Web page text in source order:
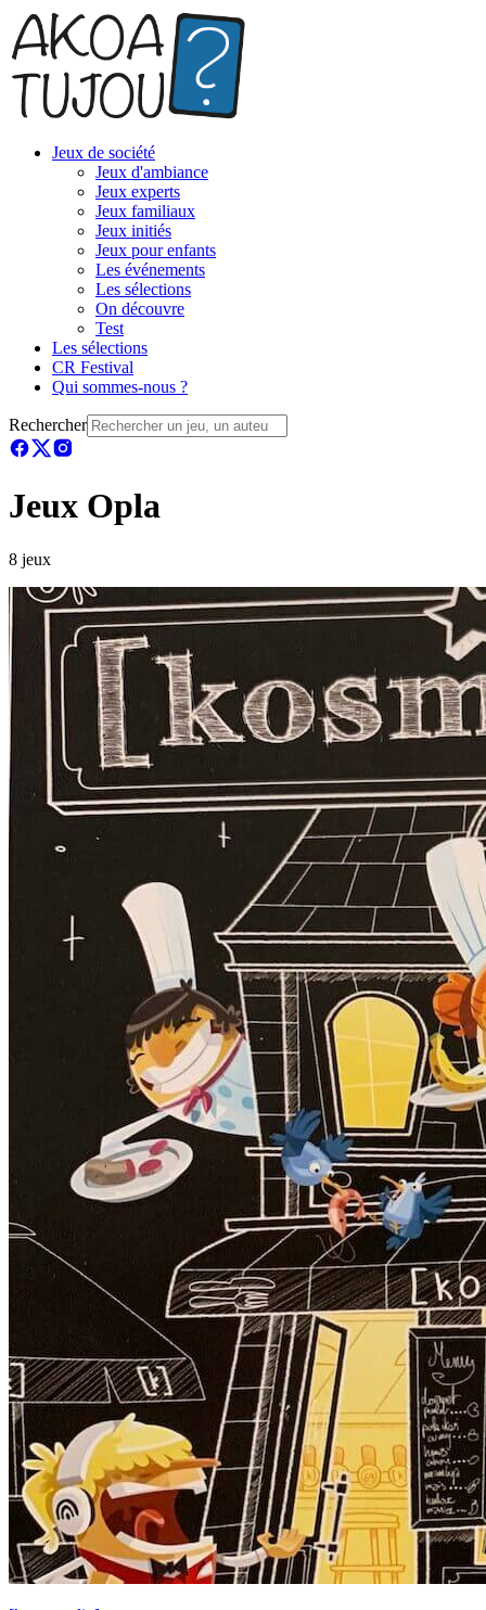
Jeux de société
Jeux d'ambiance
Jeux experts
Jeux familiaux
Jeux initiés
Jeux pour enfants
Les événements
Les sélections
On découvre
Test
Les sélections
CR Festival
Qui sommes-nous ?
Rechercher
Jeux Opla
8 jeux